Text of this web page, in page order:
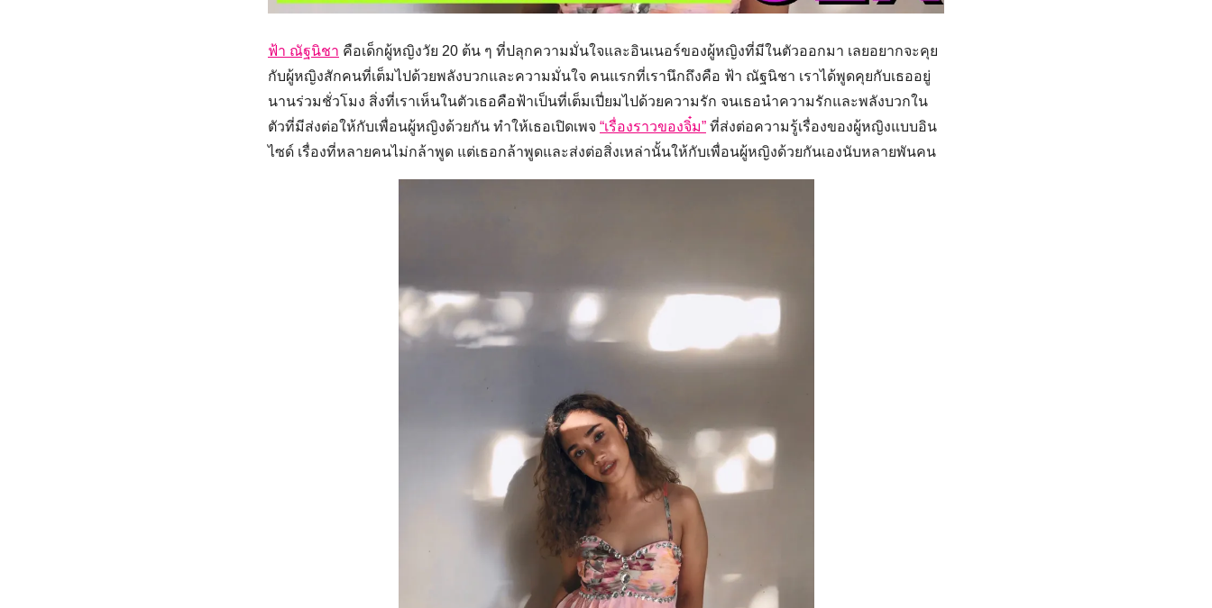
ฟ้า ณัฐนิชา คือเด็กผู้หญิงวัย 20 ต้น ๆ ที่ปลุกความมั่นใจและอินเนอร์ของผู้หญิงที่มีในตัวออกมา เลยอยากจะคุย
กับผู้หญิงสักคนที่เต็มไปด้วยพลังบวกและความมั่นใจ คนแรกที่เรานึกถึงคือ ฟ้า ณัฐนิชา เราได้พูดคุยกับเธออยู่
นานร่วมชั่วโมง สิ่งที่เราเห็นในตัวเธอคือฟ้าเป็นที่เต็มเปี่ยมไปด้วยความรัก จนเธอนำความรักและพลังบวกใน
ตัวที่มีส่งต่อให้กับเพื่อนผู้หญิงด้วยกัน ทำให้เธอเปิดเพจ “เรื่องราวของจิ๋ม” ที่ส่งต่อความรู้เรื่องของผู้หญิงแบบอิน
ไซด์ เรื่องที่หลายคนไม่กล้าพูด แต่เธอกล้าพูดและส่งต่อสิ่งเหล่านั้นให้กับเพื่อนผู้หญิงด้วยกันเองนับหลายพันคน